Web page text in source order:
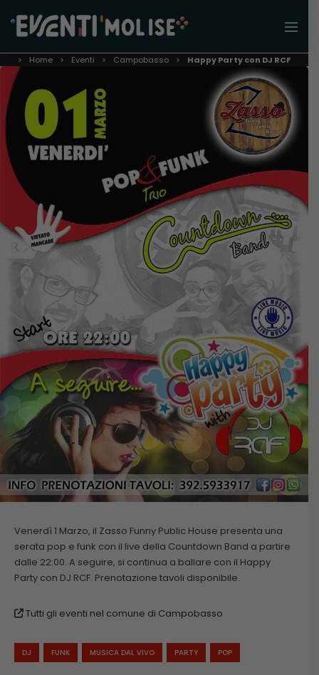
Home Eventi Campobasso Happy Party con DJ RCF
Venerdì 1 Marzo, il Zasso Funny Public House presenta una
serata pop e funk con il live della Countdown Band a partire
dalle 22:00. A seguire, si continua a ballare con il Happy
Party con DJ RCF. Prenotazione tavoli disponibile.
Tutti gli eventi nel comune di Campobasso
DJ FUNK MUSICA DAL VIVO PARTY POP